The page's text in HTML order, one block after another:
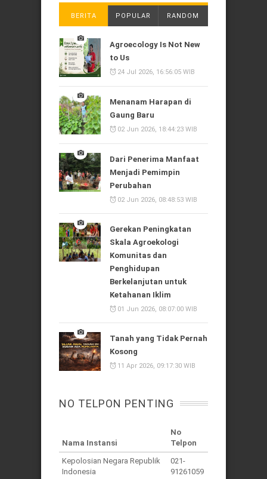
BERITA POPULAR RANDOM
Agroecology Is Not New
to Us
24 Jul 2026, 16:56:05 WIB
Menanam Harapan di
Gaung Baru
02 Jun 2026, 18:44:23 WIB
Dari Penerima Manfaat
Menjadi Pemimpin
Perubahan
02 Jun 2026, 08:48:53 WIB
Gerekan Peningkatan
Skala Agroekologi
Komunitas dan
Penghidupan
Berkelanjutan untuk
Ketahanan Iklim
01 Jun 2026, 08:07:00 WIB
Tanah yang Tidak Pernah
Kosong
11 Apr 2026, 09:17:30 WIB
NO TELPON PENTING
Nama Instansi
No
Telpon
Kepolosian Negara Republik
Indonesia
021-
91261059